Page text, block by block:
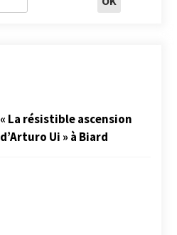
« La résistible ascension
d’Arturo Ui » à Biard